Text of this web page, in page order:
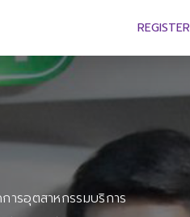
REGISTER
ารอุตสาหกรรมบริการ